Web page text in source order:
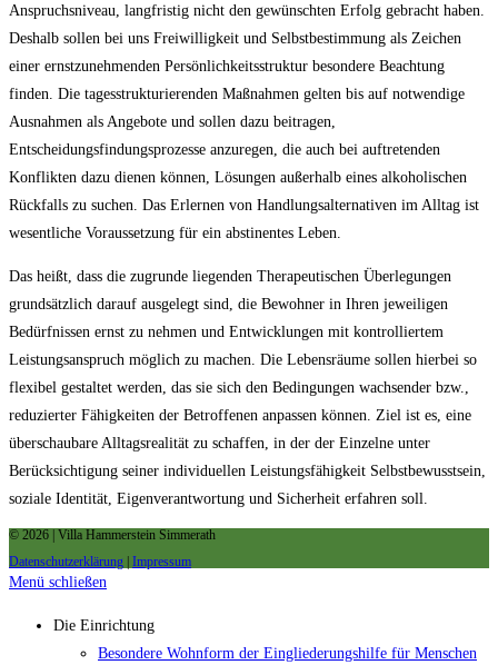
Anspruchsniveau, langfristig nicht den gewünschten Erfolg gebracht haben.
Deshalb sollen bei uns Freiwilligkeit und Selbstbestimmung als Zeichen
einer ernstzunehmenden Persönlichkeitsstruktur besondere Beachtung
finden. Die tagesstrukturierenden Maßnahmen gelten bis auf notwendige
Ausnahmen als Angebote und sollen dazu beitragen,
Entscheidungsfindungsprozesse anzuregen, die auch bei auftretenden
Konflikten dazu dienen können, Lösungen außerhalb eines alkoholischen
Rückfalls zu suchen. Das Erlernen von Handlungsalternativen im Alltag ist
wesentliche Voraussetzung für ein abstinentes Leben.
Das heißt, dass die zugrunde liegenden Therapeutischen Überlegungen
grundsätzlich darauf ausgelegt sind, die Bewohner in Ihren jeweiligen
Bedürfnissen ernst zu nehmen und Entwicklungen mit kontrolliertem
Leistungsanspruch möglich zu machen. Die Lebensräume sollen hierbei so
flexibel gestaltet werden, das sie sich den Bedingungen wachsender bzw.,
reduzierter Fähigkeiten der Betroffenen anpassen können. Ziel ist es, eine
überschaubare Alltagsrealität zu schaffen, in der der Einzelne unter
Berücksichtigung seiner individuellen Leistungsfähigkeit Selbstbewusstsein,
soziale Identität, Eigenverantwortung und Sicherheit erfahren soll.
© 2026 | Villa Hammerstein Simmerath
Datenschutzerklärung | Impressum
Menü schließen
Die Einrichtung
Besondere Wohnform der Eingliederungshilfe für Menschen